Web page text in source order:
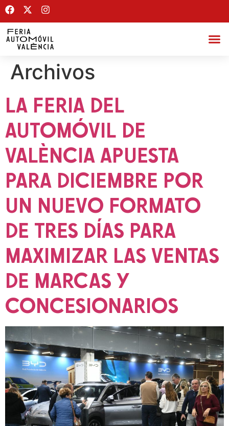
Archivos
LA FERIA DEL
AUTOMÓVIL DE
VALÈNCIA APUESTA
PARA DICIEMBRE POR
UN NUEVO FORMATO
DE TRES DÍAS PARA
MAXIMIZAR LAS VENTAS
DE MARCAS Y
CONCESIONARIOS